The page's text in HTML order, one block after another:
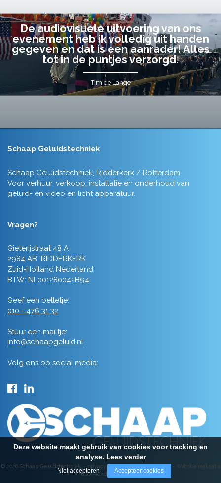
De audiovisuele uitvoering van ons
evenement heb ik volledig uit handen
gegeven en dat is een aanrader! Alles
tot in de puntjes verzorgd.
Tim de Lange
Schaap Geluidstechniek
Schaap Geluidstechniek, Ridderkerk / Rotterdam.
Voor verhuur, verkoop, installatie en onderhoud van
geluid- en video en licht apparatuur.
Vragen?
Gieterijstraat 48 A
2984 AB RIDDERKERK
Zuid-Holland Nederland
BTW: NL001280042B94
Geef een belletje:
010 - 476 31 32
Stuur een mailtje:
info@schaapgeluid.nl
Volg ons op social media:
© 2026 Schaap Geluidstechniek - privacy - algemene voorwaarden- Website realisatie
door Vanderperk Groep
Deze website maakt gebruik van cookies voor tracking en
analyse. Lees verder
Niet accepteren Accepteer cookies